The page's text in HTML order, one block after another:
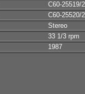
С60-25519/
С60-25520/
Stereo
33 1/3 rpm
1987